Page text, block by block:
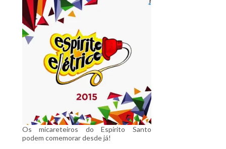
Os micareteiros do Espírito Santo
podem comemorar desde já!